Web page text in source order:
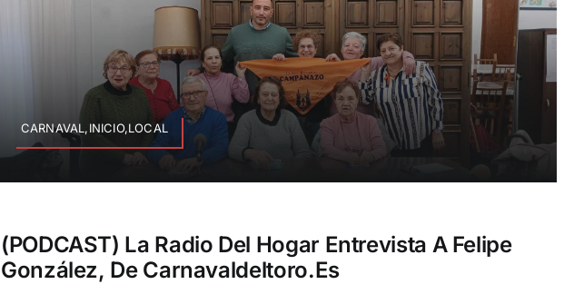
CARNAVAL,INICIO,LOCAL
(PODCAST) La Radio Del Hogar Entrevista A Felipe
González, De Carnavaldeltoro.es